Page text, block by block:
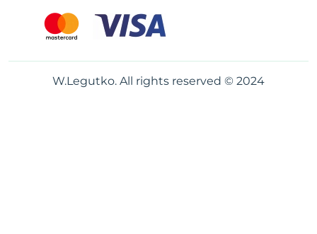
W.Legutko. All rights reserved © 2024